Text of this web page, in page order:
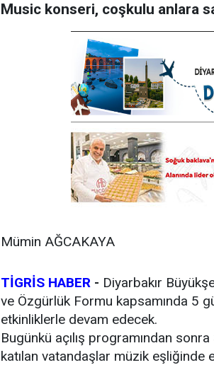
Music konseri, coşkulu anlara
Mümin AĞCAKAYA
TİGRİS HABER - Diyarbakır
ve Özgürlük Formu kapsamında 5
etkinliklerle devam edecek.
Bugünkü açılış programından
katılan vatandaşlar müzik eşliğinde